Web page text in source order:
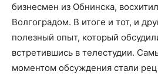
бизнесмен из Обнинска,
Волгоградом. В итоге и тот, и
полезный опыт, который
встретившись в телестудии.
моментом обсуждения стали